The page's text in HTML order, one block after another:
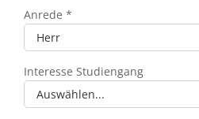
Anrede *
Interesse Studiengang